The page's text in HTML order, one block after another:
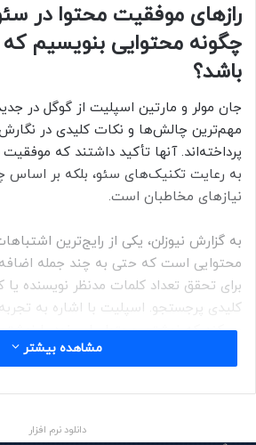
رازهای موفقیت محتوا در
چگونه محتوایی بنویسیم
باشد؟
جان مولر و مارتین اسپلیت از گوگل در
مهم‌ترین چالش‌ها و نکات کلیدی در نگارش
پرداخته‌اند. آنها تأکید داشتند که
به رعایت تکنیک‌های سئو، بلکه بر اساس
نیازهای مخاطبان است.
به گزارش نیوزلن، یکی از رایج‌ترین
محتوایی است که حتی به چند جمله اضافه
برای تحقق تعداد کلمات مدنظر نویسنده
کلیدی پرجستجو. اسپلیت با اشاره به
می‌کند که نوشتن محتوا برای خود با
زمین تا آسمان فرق دارد و دانستن اینکه
مشاهده بیشتر
دانلود نرم افزار